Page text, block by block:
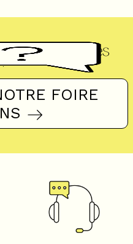
fréquentes
FOIRE